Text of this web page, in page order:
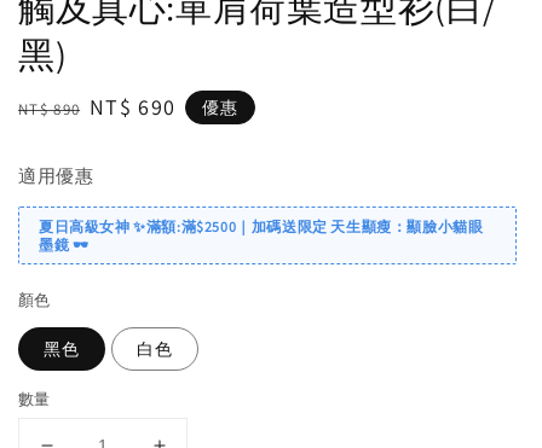
黑)
Regular
NT$ 890 Sale
NT$ 690 優惠
適用優惠
夏日高級女神 ✨滿額:滿$2500｜加碼送限定 天生顯瘦：顯臉小貓眼
墨鏡 🕶️
顏色
黑色 白色
數量